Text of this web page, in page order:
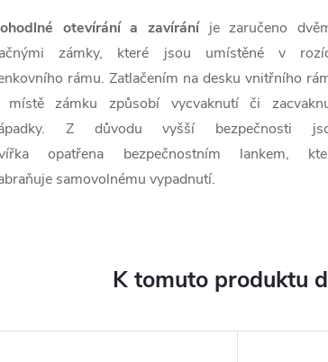
otevírání a zavíráníje zaručeno
zámky, které jsou umístěné v
rámu. Zatlačením na desku vnitřního
zámku způsobí vycvaknutí či
Z důvodu vyšší bezpečnosti
opatřena bezpečnostním lankem,
samovolnému vypadnutí.
K tomuto produktu